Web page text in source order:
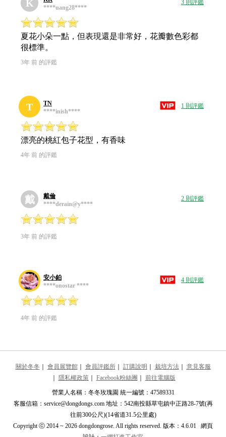
K
****uang28****
3 則評鑑
夏花小朵一點，但表現還是非常好，花瓣數色彩都
很標準。
3年 前 的評鑑
T
TN
****inish****
1 則評鑑
漂亮的桃紅包子花型，有香味
4年 前 的評鑑
戴
戴倫
****derain@y****
2 則評鑑
3年 前 的評鑑
安小鉑
****onostar ****
4 則評鑑
4年 前 的評鑑
關於冬冬 ｜ 會員展覽館｜ 會員評鑑所｜ 訂購說明 ｜ 栽培方法｜ 意見客服
｜ 隱私權政策｜ Facebook粉絲團 ｜ 前往電腦版
營業人名稱：冬冬玫瑰園 統一編號：47589331
客服信箱：service@dongdongs.com 地址：542南投縣草屯鎮中正路28-7號(再
往前300公尺)(14省道31.5公里處)
Copyright ⓒ 2014 ~ 2026 dongdongrose. All rights reserved. 版本：4.6.01 網頁